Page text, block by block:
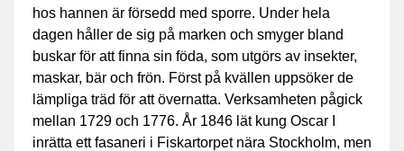
hos hannen är försedd med sporre. Under hela
dagen håller de sig på marken och smyger bland
buskar för att finna sin föda, som utgörs av insekter,
maskar, bär och frön. Först på kvällen uppsöker de
lämpliga träd för att övernatta. Verksamheten pågick
mellan 1729 och 1776. År 1846 lät kung Oscar I
inrätta ett fasaneri i Fiskartorpet nära Stockholm, men